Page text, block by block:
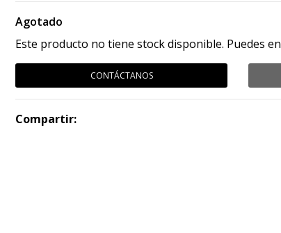
Agotado
Este producto no tiene stock disponible. Puedes
CONTÁCTANOS
Compartir: